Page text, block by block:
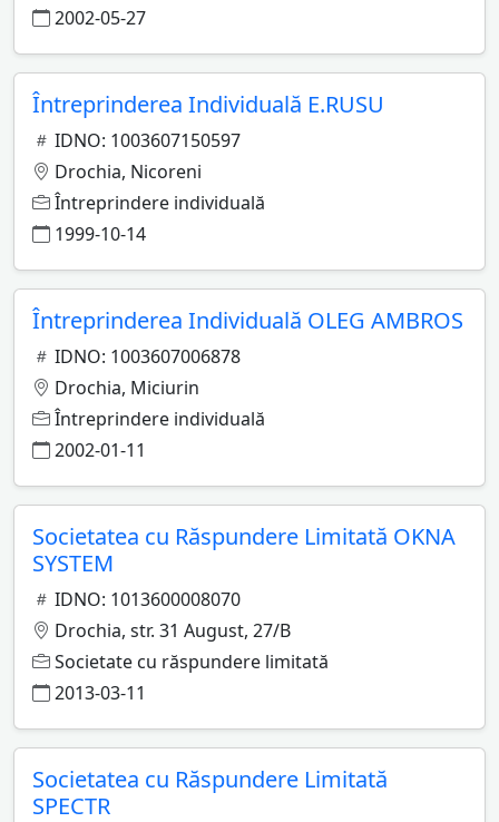
2002-05-27
Întreprinderea Individuală E.RUSU
IDNO: 1003607150597
Drochia, Nicoreni
Întreprindere individuală
1999-10-14
Întreprinderea Individuală OLEG AMBROS
IDNO: 1003607006878
Drochia, Miciurin
Întreprindere individuală
2002-01-11
Societatea cu Răspundere Limitată OKNA
SYSTEM
IDNO: 1013600008070
Drochia, str. 31 August, 27/B
Societate cu răspundere limitată
2013-03-11
Societatea cu Răspundere Limitată
SPECTR